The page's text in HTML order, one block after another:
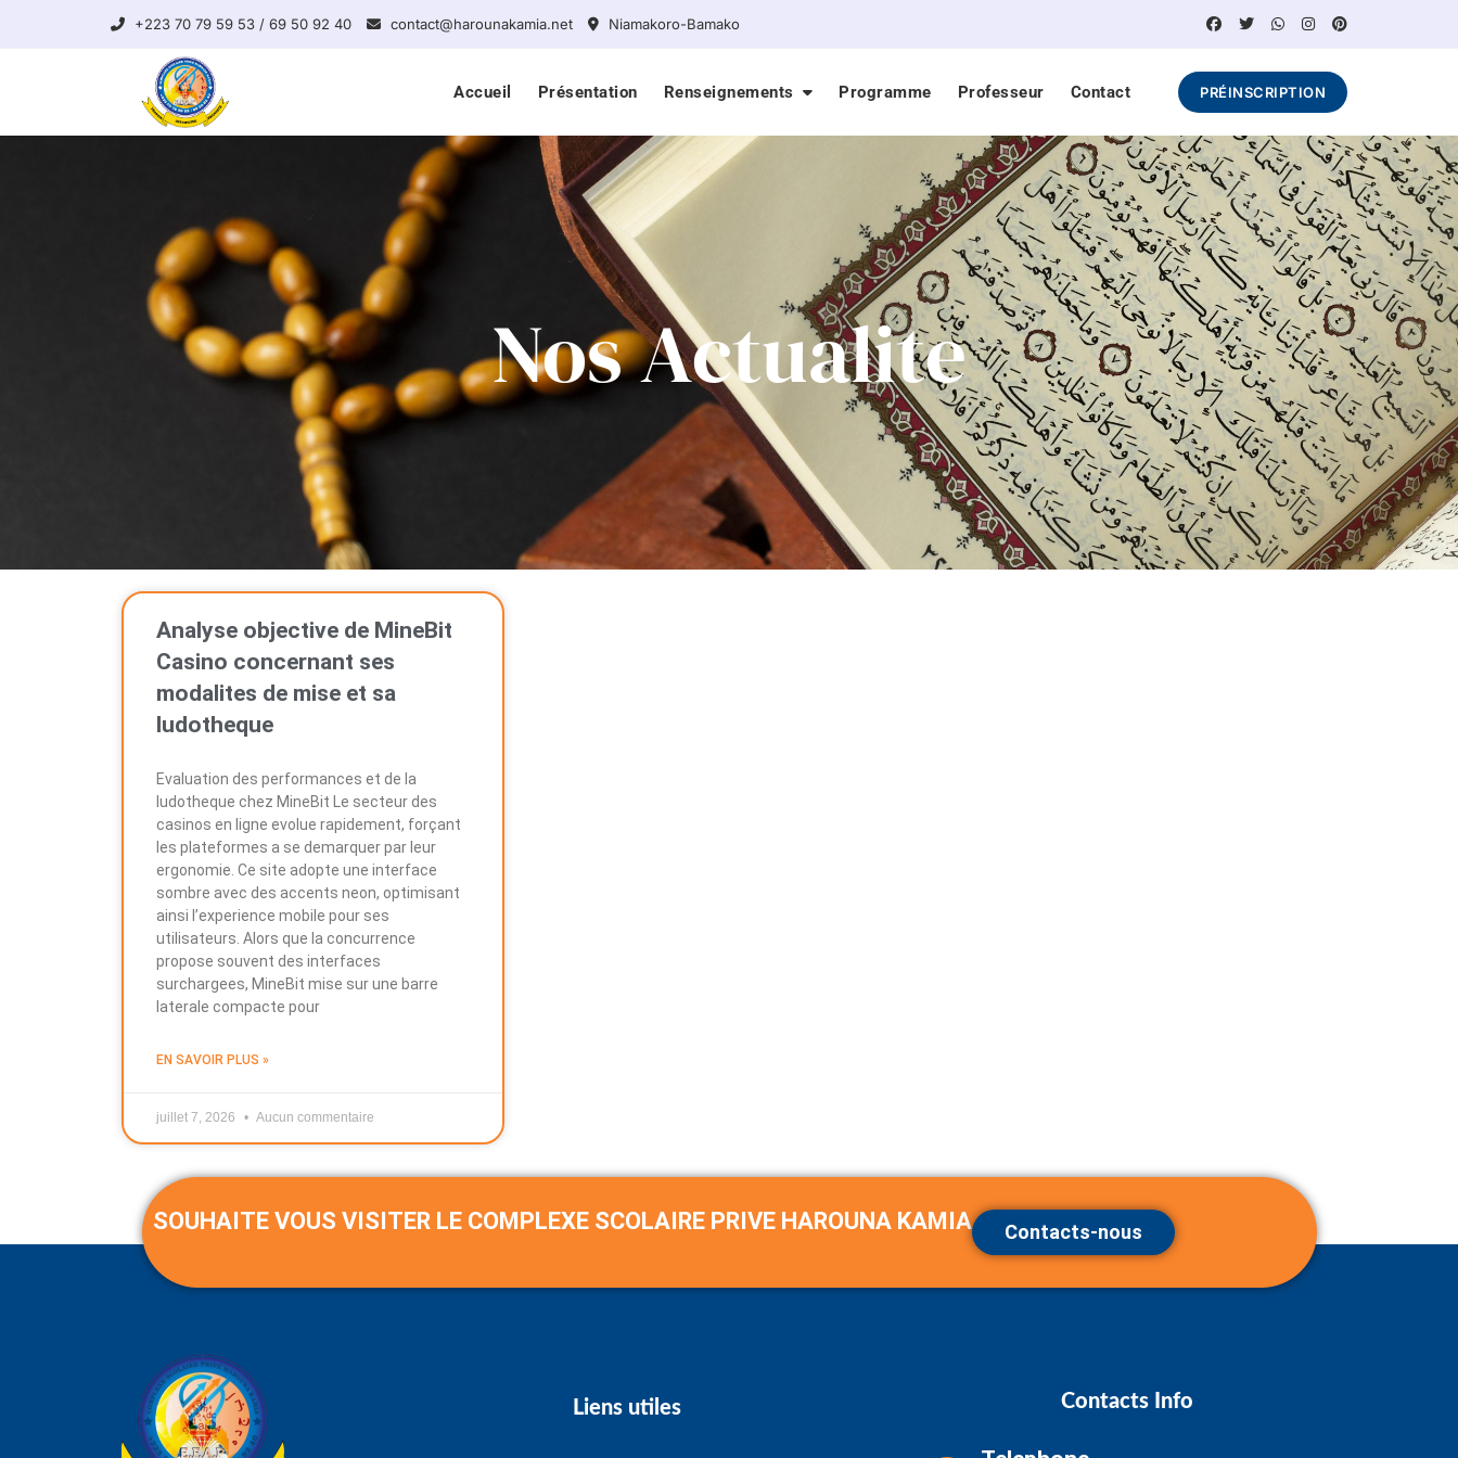
+223 70 79 59 53 / 69 50 92 40 contact@harounakamia.net Niamakoro-Bamako
Accueil Présentation Renseignements Programme Professeur Contact PRÉINSCRIPTION
Nos Actualite
Analyse objective de MineBit
Casino concernant ses
modalites de mise et sa
ludotheque
Evaluation des performances et de la
ludotheque chez MineBit Le secteur des
casinos en ligne evolue rapidement, forçant
les plateformes a se demarquer par leur
ergonomie. Ce site adopte une interface
sombre avec des accents neon, optimisant
ainsi l’experience mobile pour ses
utilisateurs. Alors que la concurrence
propose souvent des interfaces
surchargees, MineBit mise sur une barre
laterale compacte pour
EN SAVOIR PLUS »
juillet 7, 2026 Aucun commentaire
SOUHAITE VOUS VISITER LE COMPLEXE SCOLAIRE PRIVE HAROUNA KAMIA Contacts-nous
Liens utiles Contacts Info